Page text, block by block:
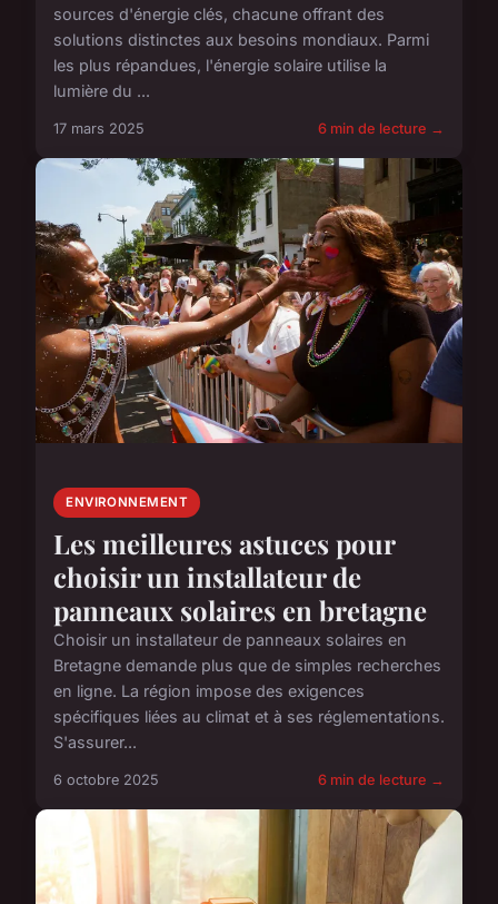
sources d'énergie clés, chacune offrant des
solutions distinctes aux besoins mondiaux. Parmi
les plus répandues, l'énergie solaire utilise la
lumière du ...
17 mars 2025 6 min de lecture →
ENVIRONNEMENT
Les meilleures astuces pour
choisir un installateur de
panneaux solaires en bretagne
Choisir un installateur de panneaux solaires en
Bretagne demande plus que de simples recherches
en ligne. La région impose des exigences
spécifiques liées au climat et à ses réglementations.
S'assurer...
6 octobre 2025 6 min de lecture →